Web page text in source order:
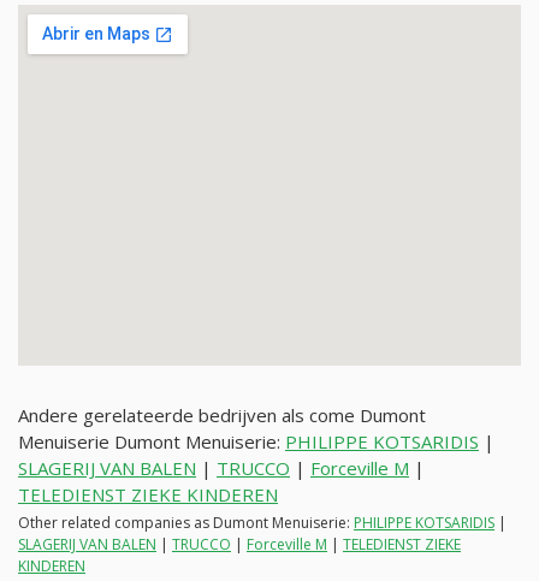
Andere gerelateerde bedrijven als come Dumont
Menuiserie Dumont Menuiserie: PHILIPPE KOTSARIDIS |
SLAGERIJ VAN BALEN | TRUCCO | Forceville M |
TELEDIENST ZIEKE KINDEREN
Other related companies as Dumont Menuiserie: PHILIPPE KOTSARIDIS |
SLAGERIJ VAN BALEN | TRUCCO | Forceville M | TELEDIENST ZIEKE
KINDEREN